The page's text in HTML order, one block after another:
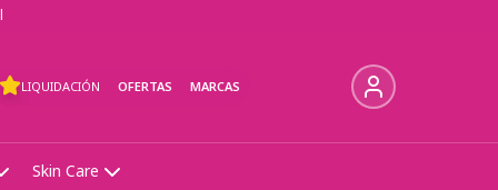
LIQUIDACIÓN OFERTAS MARCAS
Skin Care